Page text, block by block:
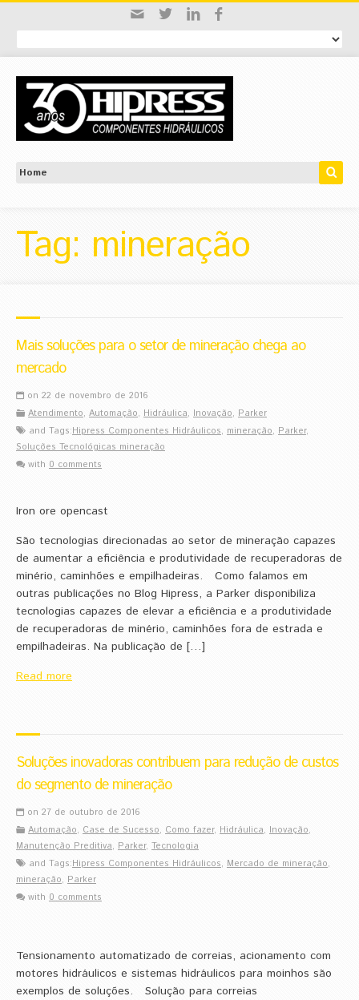
Tag: mineração
Mais soluções para o setor de mineração chega ao
mercado
on 22 de novembro de 2016
Atendimento, Automação, Hidráulica, Inovação, Parker
and Tags:Hipress Componentes Hidráulicos, mineração, Parker,
Soluções Tecnológicas mineração
with 0 comments
Iron ore opencast
São tecnologias direcionadas ao setor de mineração capazes
de aumentar a eficiência e produtividade de recuperadoras de
minério, caminhões e empilhadeiras. Como falamos em
outras publicações no Blog Hipress, a Parker disponibiliza
tecnologias capazes de elevar a eficiência e a produtividade
de recuperadoras de minério, caminhões fora de estrada e
empilhadeiras. Na publicação de […]
Read more
Soluções inovadoras contribuem para redução de custos
do segmento de mineração
on 27 de outubro de 2016
Automação, Case de Sucesso, Como fazer, Hidráulica, Inovação,
Manutenção Preditiva, Parker, Tecnologia
and Tags:Hipress Componentes Hidráulicos, Mercado de mineração,
mineração, Parker
with 0 comments
Tensionamento automatizado de correias, acionamento com
motores hidráulicos e sistemas hidráulicos para moinhos são
exemplos de soluções. Solução para correias